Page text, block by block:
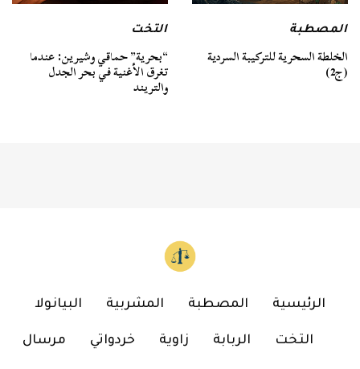
المصطبة
الخلطة السحرية للتركيبة السردية
(ج2)
التخت
“بحرية” حماقي وشيرين: عندما
تغرق الأغنية في بحر الجدل
والتريند
الرئيسية المصطبة المشربية البيانولا
التخت الربابة زاوية خردواتي مرسال